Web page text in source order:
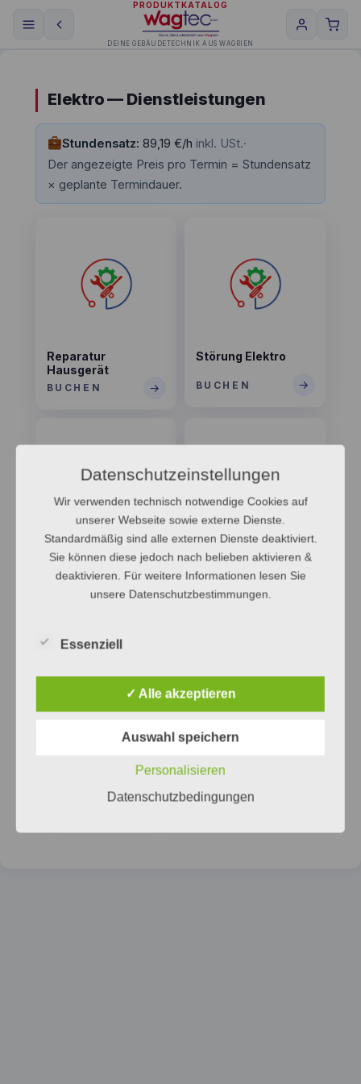
PRODUKTKATALOG
DEINE GEBÄUDETECHNIK AUS WAGRIEN
Elektro — Dienstleistungen
Stundensatz: 89,19 €/h inkl. USt.·
Der angezeigte Preis pro Termin = Stundensatz
× geplante Termindauer.
Reparatur
Hausgerät
BUCHEN →
Störung Elektro
BUCHEN →
Störung TV Problembehandlung
→
Datenschutzeinstellungen
Wir verwenden technisch notwendige Cookies auf
unserer Webseite sowie externe Dienste.
Standardmäßig sind alle externen Dienste deaktiviert.
Sie können diese jedoch nach belieben aktivieren &
deaktivieren. Für weitere Informationen lesen Sie
unsere Datenschutzbestimmungen.
Essenziell
✓ Alle akzeptieren
Auswahl speichern
Personalisieren
Datenschutzbedingungen